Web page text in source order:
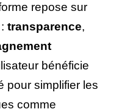
repose sur
transparence,
bénéficie
pour simplifier les
comme